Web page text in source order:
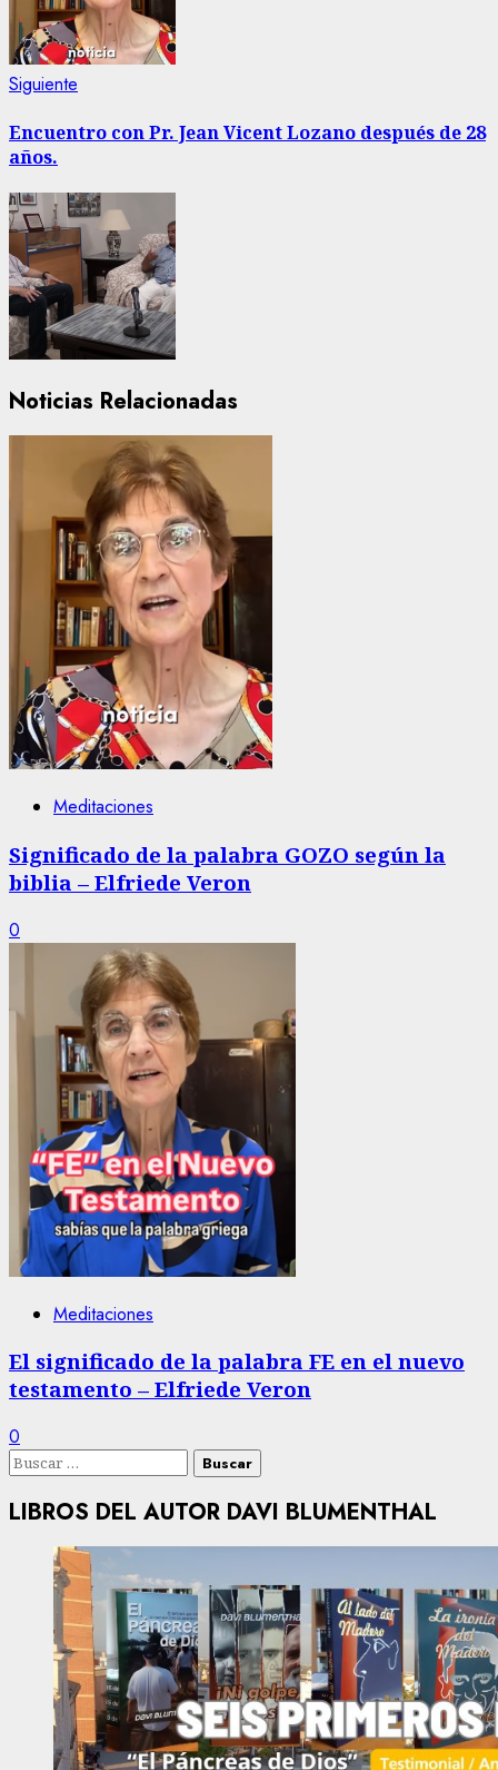
Siguiente
Encuentro con Pr. Jean Vicent Lozano después de 28
años.
Noticias Relacionadas
Meditaciones
Significado de la palabra GOZO según la
biblia – Elfriede Veron
0
Meditaciones
El significado de la palabra FE en el nuevo
testamento – Elfriede Veron
0
Buscar:
LIBROS DEL AUTOR DAVI BLUMENTHAL